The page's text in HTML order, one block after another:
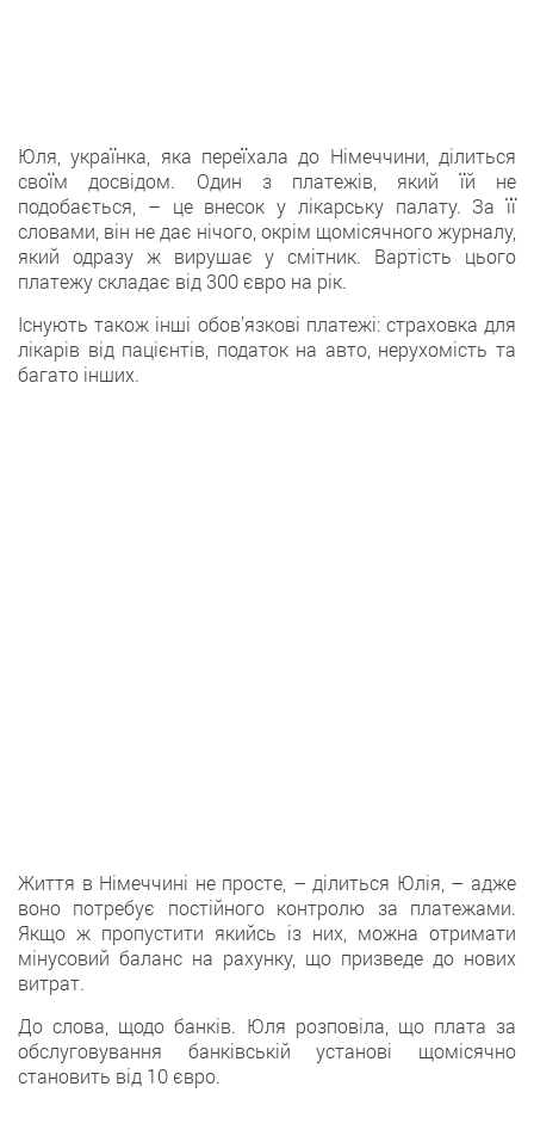
Юля, українка, яка переїхала до Німеччини, ділиться
своїм досвідом. Один з платежів, який їй не
подобається, – це внесок у лікарську палату. За її
словами, він не дає нічого, окрім щомісячного журналу,
який одразу ж вирушає у смітник. Вартість цього
платежу складає від 300 євро на рік.
Існують також інші обов’язкові платежі: страховка для
лікарів від пацієнтів, податок на авто, нерухомість та
багато інших.
Життя в Німеччині не просте, – ділиться Юлія, – адже
воно потребує постійного контролю за платежами.
Якщо ж пропустити якийсь із них, можна отримати
мінусовий баланс на рахунку, що призведе до нових
витрат.
До слова, щодо банків. Юля розповіла, що плата за
обслуговування банківській установі щомісячно
становить від 10 євро.